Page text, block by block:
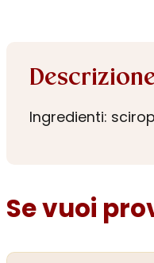
Ingredienti:
Se vuoi